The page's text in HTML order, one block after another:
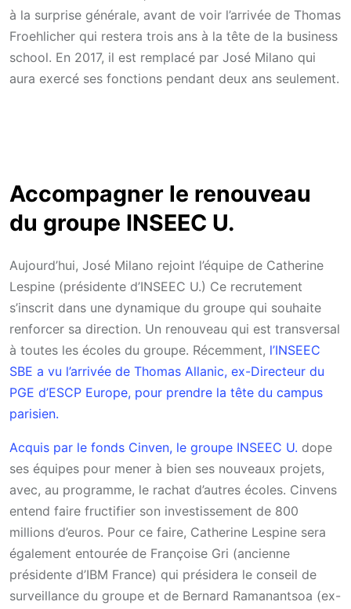
à la surprise générale, avant de voir l’arrivée de Thomas
Froehlicher qui restera trois ans à la tête de la business
school. En 2017, il est remplacé par José Milano qui
aura exercé ses fonctions pendant deux ans seulement.
Accompagner le renouveau
du groupe INSEEC U.
Aujourd’hui, José Milano rejoint l’équipe de Catherine
Lespine (présidente d’INSEEC U.) Ce recrutement
s’inscrit dans une dynamique du groupe qui souhaite
renforcer sa direction. Un renouveau qui est transversal
à toutes les écoles du groupe. Récemment, l’INSEEC
SBE a vu l’arrivée de Thomas Allanic, ex-Directeur du
PGE d’ESCP Europe, pour prendre la tête du campus
parisien.
Acquis par le fonds Cinven, le groupe INSEEC U. dope
ses équipes pour mener à bien ses nouveaux projets,
avec, au programme, le rachat d’autres écoles. Cinvens
entend faire fructifier son investissement de 800
millions d’euros. Pour ce faire, Catherine Lespine sera
également entourée de Françoise Gri (ancienne
présidente d’IBM France) qui présidera le conseil de
surveillance du groupe et de Bernard Ramanantsoa (ex-